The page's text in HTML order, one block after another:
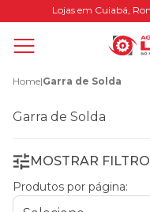
Lojas em Cuiabá,
Home|Garra de Solda
Garra de Solda
MOSTRAR
Produtos por página: